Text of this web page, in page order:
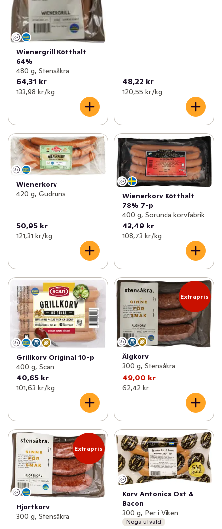
Wienergrill Kötthalt
64%
480 g, Stensåkra
64,31 kr
133,98 kr /kg
48,22 kr
120,55 kr /kg
Wienerkorv
420 g, Gudruns
50,95 kr
121,31 kr /kg
Wienerkorv Kötthalt
78% 7-p
400 g, Sorunda korvfabrik
43,49 kr
108,73 kr /kg
Grillkorv Original 10-p
400 g, Scan
40,65 kr
101,63 kr /kg
Extrapris
Älgkorv
300 g, Stensåkra
49,00 kr
62,42 kr
Extrapris
Hjortkorv
300 g, Stensåkra
Korv Antonios Ost &
Bacon
300 g, Per i Viken
Noga utvald